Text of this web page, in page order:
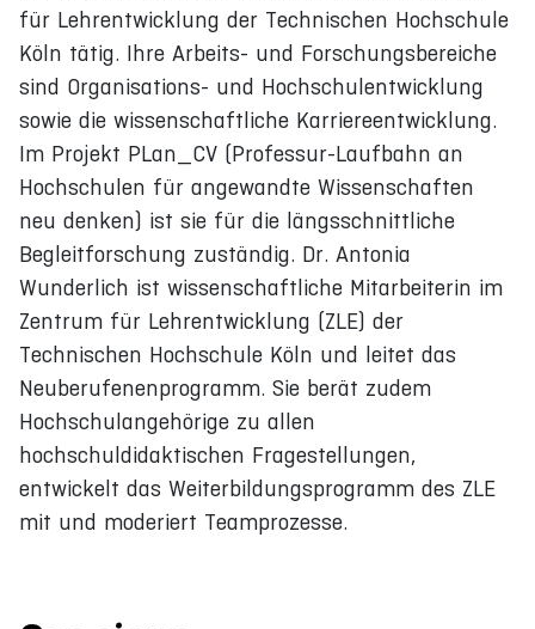
für Lehrentwicklung der Technischen Hochschule
Köln tätig. Ihre Arbeits- und Forschungsbereiche
sind Organisations- und Hochschulentwicklung
sowie die wissenschaftliche Karriereentwicklung.
Im Projekt PLan_CV (Professur-Laufbahn an
Hochschulen für angewandte Wissenschaften
neu denken) ist sie für die längsschnittliche
Begleitforschung zuständig. Dr. Antonia
Wunderlich ist wissenschaftliche Mitarbeiterin im
Zentrum für Lehrentwicklung (ZLE) der
Technischen Hochschule Köln und leitet das
Neuberufenenprogramm. Sie berät zudem
Hochschulangehörige zu allen
hochschuldidaktischen Fragestellungen,
entwickelt das Weiterbildungsprogramm des ZLE
mit und moderiert Teamprozesse.